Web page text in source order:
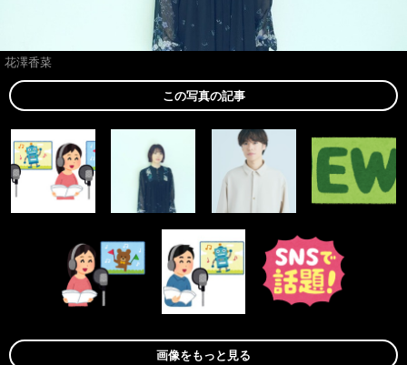
花澤香菜
この写真の記事
画像をもっと見る